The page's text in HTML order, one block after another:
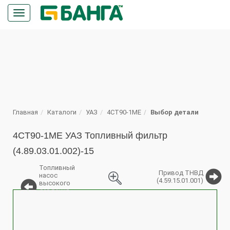
Кнопка
меню
Главная Каталоги УАЗ 4CT90-1ME Выбор детали
4CT90-1ME УАЗ Топливный фильтр
(4.89.03.01.002)-15
Топливный
насос
высокого
давления
Привод ТНВД
(4.59.15.01.001)